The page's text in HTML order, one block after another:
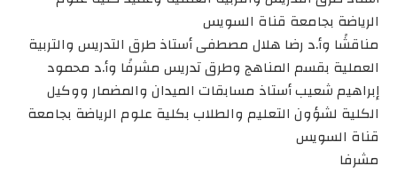
الرياضة بجامعة قناة السويس
مناقشًا وأ.د رضا هلال مصطفى أستاذ طرق التدريس والتربية
العملية بقسم المناهج وطرق تدريس مشرفًا وأ.د محمود
إبراهيم شعيب أستاذ مسابقات الميدان والمضمار ووكيل
الكلية لشؤون التعليم والطلاب بكلية علوم الرياضة بجامعة
قناة السويس
مشرفا